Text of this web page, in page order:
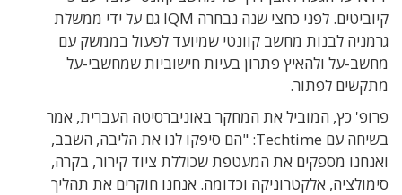
קיוביטים. לפני כחצי שנה נבחרה IQM גם על ידי ממשלת
גרמניה לבנות מחשב קוונטי שמיועד לפעול בממשק עם
מחשב-על ולהאיץ פתרון בעיות חישוביות שמחשבי-על
מתקשים לפתור.
פרופ' כץ, המוביל את המחקר באוניברסיטה העברית, אמר
בשיחה עם Techtime: "הם סיפקו לנו את הליבה, השבב,
ואנחנו מספקים את המעטפת שכוללת ציוד קירור, בקרה,
סימולציה, אלקטרוניקה וכדומה. אנחנו חוקרים את תהליך